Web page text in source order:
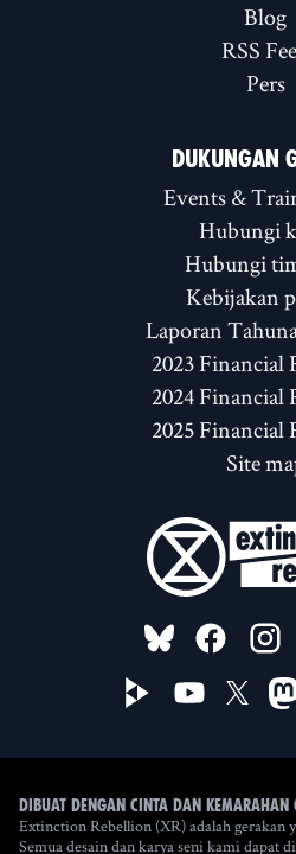
Blog
RSS
Pers
DUKUNGAN
Events &
Hubungi
Hubungi
Kebijakan
Laporan
2023 Financial
2024 Financial
2025 Financial
Site
FOLLOW
Dibuat dengan cinta dan
Extinction Rebellion (XR) adalah gerakan
Semua desain dan karya seni kami dapat